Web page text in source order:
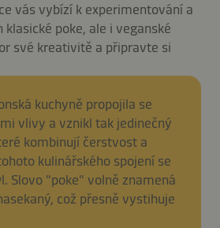
vás vybízí k experimentování a
poke, ale i veganské
své kreativitě a připravte si
kuchyně propojila se
vlivy a vznikl tak jedinečný
kombinují čerstvost a
kulinářského spojení se
Slovo "poke" volně znamená
což přesně vystihuje